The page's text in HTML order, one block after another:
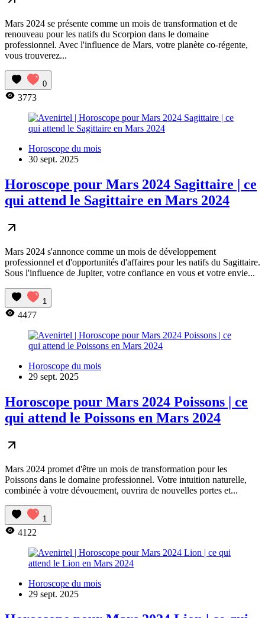
Mars 2024 se présente comme un mois de transformation et de
renouveau pour les natifs du Scorpion dans le domaine
professionnel. Avec l'influence de Mars, votre planète co-régente,
vous trouverez...
0
3773
Horoscope du mois
30 sept. 2025
Horoscope pour Mars 2024 Sagittaire | ce
qui attend le Sagittaire en Mars 2024
Mars 2024 s'annonce comme un mois de développement
professionnel et d'opportunités d'affaires pour les natifs du Sagittaire.
Sous l'influence de Jupiter, votre confiance en vous et votre envie...
1
4477
Horoscope du mois
29 sept. 2025
Horoscope pour Mars 2024 Poissons | ce
qui attend le Poissons en Mars 2024
Mars 2024 promet d'être un mois de transformation pour les
Poissons dans le domaine professionnel. Votre intuition naturelle,
combinée à votre dévouement, ouvrira de nouvelles portes et...
1
4122
Horoscope du mois
29 sept. 2025